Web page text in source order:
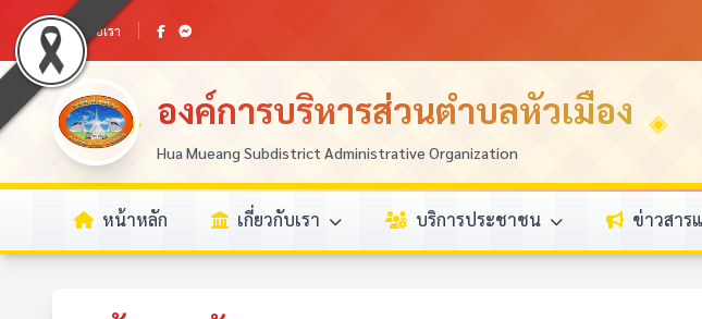
ติดต่อเรา
องค์การบริหารส่วนตำบลหัวเมือง
Hua Mueang Subdistrict Administrative Organization
หน้าหลัก เกี่ยวกับเรา บริการประชาชน ข่าวสาร